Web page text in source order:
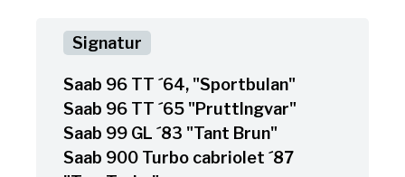
Saab 96 TT ´64, "Sportbulan"
Saab 96 TT ´65 "PruttIngvar"
Saab 99 GL ´83 "Tant Brun"
Saab 900 Turbo cabriolet ´87